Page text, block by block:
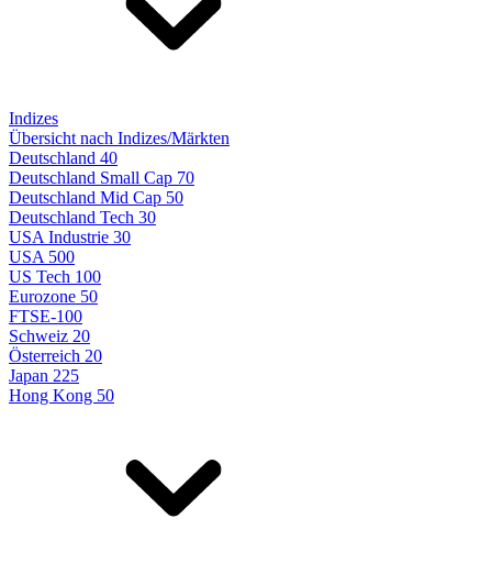
Indizes
Übersicht nach Indizes/Märkten
Deutschland 40
Deutschland Small Cap 70
Deutschland Mid Cap 50
Deutschland Tech 30
USA Industrie 30
USA 500
US Tech 100
Eurozone 50
FTSE-100
Schweiz 20
Österreich 20
Japan 225
Hong Kong 50